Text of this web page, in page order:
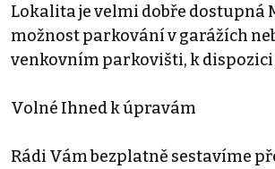
Lokalita je velmi dobře dostupná
možnost parkování v garážích
venkovním parkovišti, k dispozici
Volné Ihned k úpravám
Rádi Vám bezplatně sestavíme